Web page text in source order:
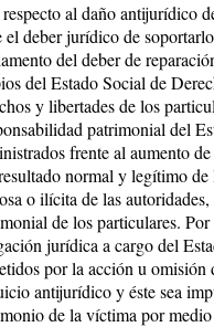
al daño antijurídico
el deber jurídico de
del deber de
del Estado Social de
y libertades de los
patrimonial del
frente al aumento
normal y legítimo
o ilícita de las
de los particulares.
jurídica a cargo del
por la acción u omisión
antijurídico y éste sea
de la víctima por